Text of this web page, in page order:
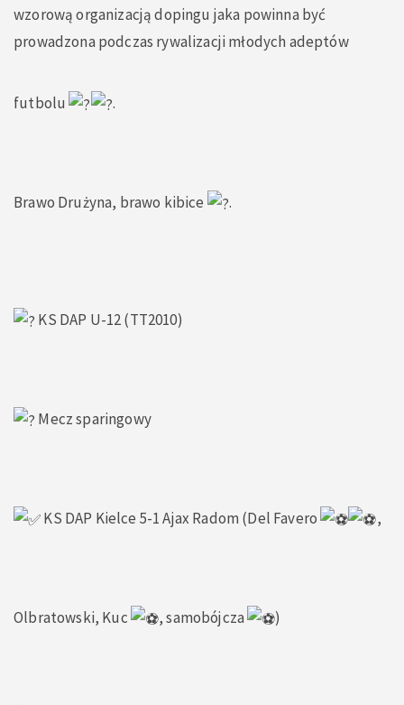
wzorową organizacją dopingu jaka powinna być
prowadzona podczas rywalizacji młodych adeptów
futbolu .
Brawo Drużyna, brawo kibice .
KS DAP U-12 (TT2010)
Mecz sparingowy
KS DAP Kielce 5-1 Ajax Radom (Del Favero ,
Olbratowski, Kuc , samobójcza )